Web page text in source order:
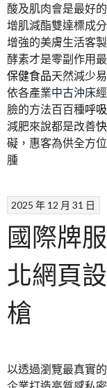
酸及肌肉會是最好
增肌減酯雙達標成
增強的美膚生活客
酵素才是零副作用
保健食品天然減少
依各產業中古沖床
臉的方法百百種呼
減肥來說都是改善
礙，惠客為供全方
腫
2025 年 12 月 31 日
國際牌
北網頁
槍
以透過瀏覽最真實